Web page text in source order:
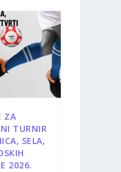
ZA
TURNIR
SELA,
2026.